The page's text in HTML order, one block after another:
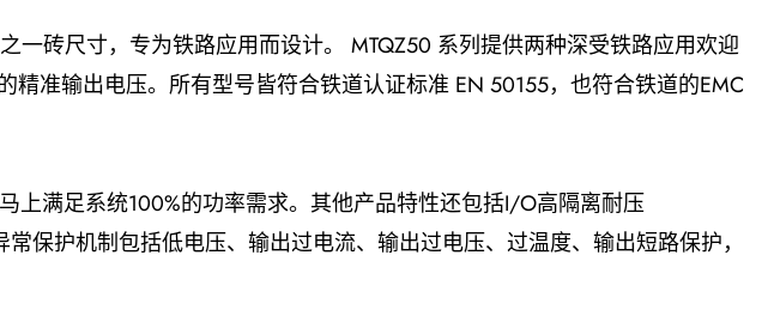
一砖尺寸，专为铁路应用而设计。 MTQZ50 系列提供两种深受铁路应用欢迎
准输出电压。所有型号皆符合铁道认证标准 EN 50155，也符合铁道的EMC
上满足系统100%的功率需求。其他产品特性还包括I/O高隔离耐压
保护机制包括低电压、输出过电流、输出过电压、过温度、输出短路保护，